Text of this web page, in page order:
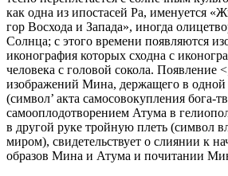
как одна из ипостасей Ра, именуется
гор Восхода и Запада», иногда
Солнца; с этого времени появляются
иконография которых сходна с
человека с головой сокола. Появление
изображений Мина, держащего в одной
(символ’ акта самосовокупления бога-
самооплодотворением Атума в
в другой руке тройную плеть (символ
миром), свидетельствует о слиянии к
образов Мина и Атума и почитании